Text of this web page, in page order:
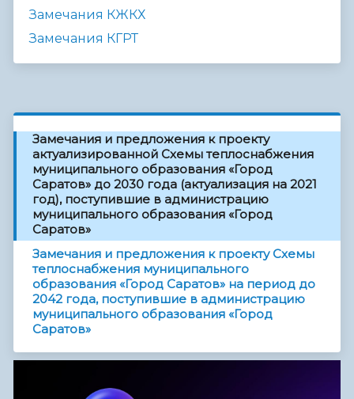
Замечания КЖКХ
Замечания КГРТ
Замечания и предложения к проекту
актуализированной Схемы теплоснабжения
муниципального образования «Город
Саратов» до 2030 года (актуализация на 2021
год), поступившие в администрацию
муниципального образования «Город
Саратов»
Замечания и предложения к проекту Схемы
теплоснабжения муниципального
образования «Город Саратов» на период до
2042 года, поступившие в администрацию
муниципального образования «Город
Саратов»